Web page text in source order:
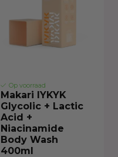
Op voorraad
Makari IYKYK
Glycolic + Lactic
Acid +
Niacinamide
Body Wash
400ml